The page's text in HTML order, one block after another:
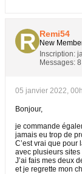
Remi54
New
Inscription:
Messages: 8
05 janvier 2022,
Bonjour,
je commande
jamais eu trop de
C’est vrai que
avec plusieurs sites
J’ai fais mes deux
et je regrette mon